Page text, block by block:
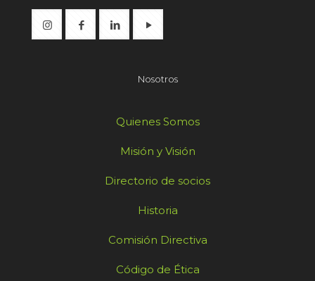
Nosotros
Quienes Somos
Misión y Visión
Directorio de socios
Historia
Comisión Directiva
Código de Ética